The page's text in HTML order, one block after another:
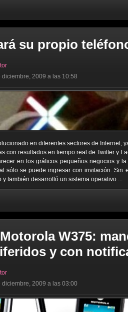
su propio
diciembre, 2009 a las 10:58
en diferentes sectores de Internet,
con resultados en tiempo real de Twitter y
en los gráficos pequeños negocios y
sólo se puede ingresar con invitación. Sin
y también desarrolló un sistema operativo ...
W375:
y con
diciembre, 2009 a las 03:00